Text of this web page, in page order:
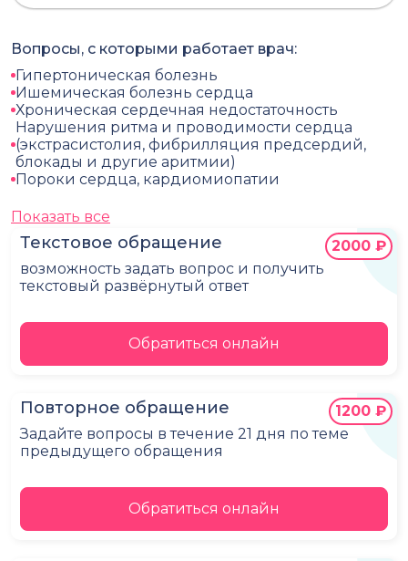
Текстовое обращение
возможность задать вопрос и получить
текстовый развёрнутый ответ
2000 ₽
Обратиться онлайн
Повторное обращение
Задайте вопросы в течение 21 дня по теме
предыдущего обращения
1200 ₽
Обратиться онлайн
Вопросы, с которыми работает врач:
Гипертоническая болезнь
Ишемическая болезнь сердца
Хроническая сердечная недостаточность
Нарушения ритма и проводимости сердца
(экстрасистолия, фибрилляция предсердий,
блокады и другие аритмии)
Пороки сердца, кардиомиопатии
Показать все